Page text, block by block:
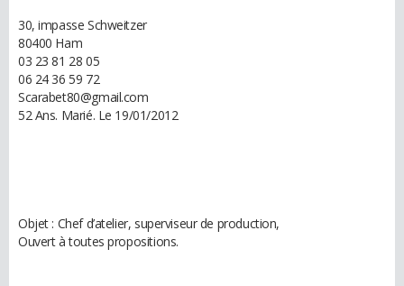
30, impasse Schweitzer
80400 Ham
03 23 81 28 05
06 24 36 59 72
Scarabet80@gmail.com
52 Ans. Marié. Le 19/01/2012
Objet : Chef d’atelier, superviseur de production,
Ouvert à toutes propositions.